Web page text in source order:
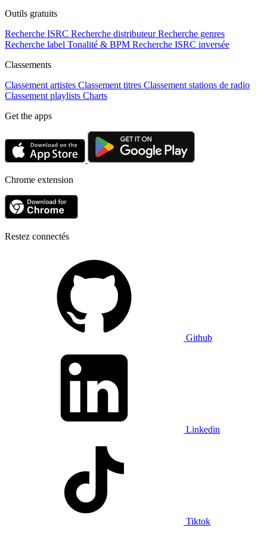
Outils gratuits
Recherche ISRC Recherche distributeur Recherche genres
Recherche label Tonalité & BPM Recherche ISRC inversée
Classements
Classement artistes Classement titres Classement stations de radio
Classement playlists Charts
Get the apps
Chrome extension
Restez connectés
Github
Linkedin
Tiktok